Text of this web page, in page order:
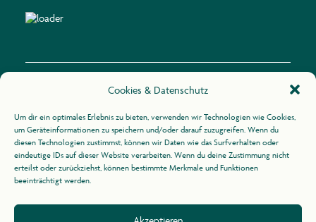
Cookies & Datenschutz
Um dir ein optimales Erlebnis zu bieten, verwenden wir Technologien wie Cookies,
um Geräteinformationen zu speichern und/oder darauf zuzugreifen. Wenn du
diesen Technologien zustimmst, können wir Daten wie das Surfverhalten oder
eindeutige IDs auf dieser Website verarbeiten. Wenn du deine Zustimmung nicht
erteilst oder zurückziehst, können bestimmte Merkmale und Funktionen
beeinträchtigt werden.
Kontakt
Zur Uhlandshöhe 10
70188 Stuttgart
+49 (0)711 / 164 31 -21